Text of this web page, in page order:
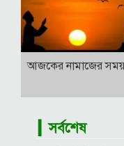
আজকের নামাজের
▎সর্বশেষ